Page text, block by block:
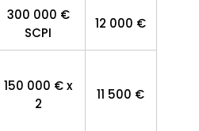
300 000 €
SCPI
12 000 €
150 000 € x
2
11 500 €